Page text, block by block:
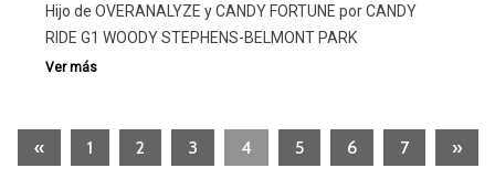
Hijo de OVERANALYZE y CANDY FORTUNE por CANDY
RIDE G1 WOODY STEPHENS-BELMONT PARK
« 1 2 3 4 5 6 7 »